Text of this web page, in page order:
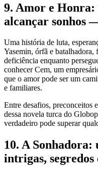
9. Amor e
alcançar sonhos
Uma história de luta,
Yasemin, órfã e
deficiência enquanto
conhecer Cem, um
que o amor pode ser um
e familiares.
Entre desafios, preconceitos
dessa novela turca do
verdadeiro pode superar
10. A Sonhadora:
intrigas, segredos